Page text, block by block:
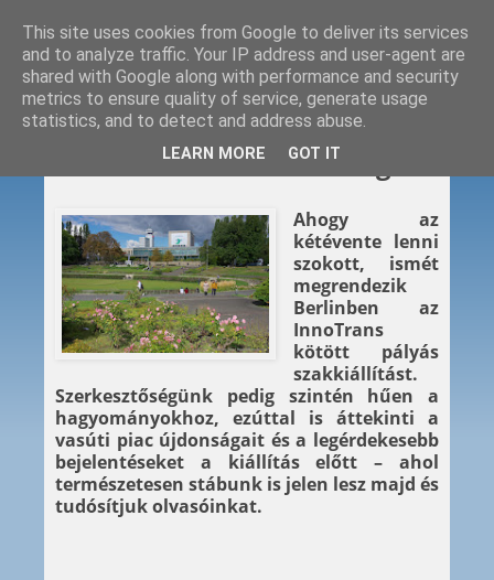
2024. 09. 11.
InnoTrans 2024 – Előhang
Ahogy az
kétévente lenni
szokott, ismét
megrendezik
Berlinben az
InnoTrans
kötött pályás
szakkiállítást.
Szerkesztőségünk pedig szintén hűen a
hagyományokhoz, ezúttal is áttekinti a
vasúti piac újdonságait és a legérdekesebb
bejelentéseket a kiállítás előtt – ahol
természetesen stábunk is jelen lesz majd és
tudósítjuk olvasóinkat.
This site uses cookies from Google to deliver its services
and to analyze traffic. Your IP address and user-agent are
shared with Google along with performance and security
metrics to ensure quality of service, generate usage
statistics, and to detect and address abuse.
LEARN MORE GOT IT